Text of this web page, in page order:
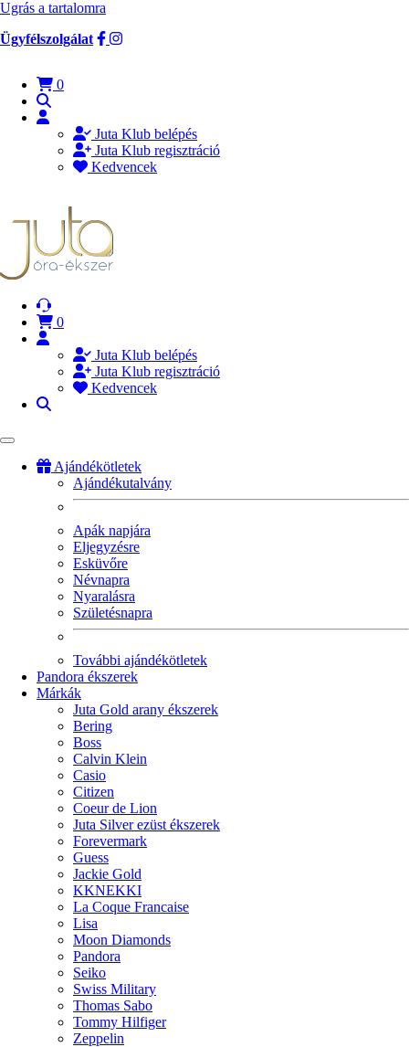
Ugrás a tartalomra
Ügyfélszolgálat
0
Juta Klub belépés
Juta Klub regisztráció
Kedvencek
0
Juta Klub belépés
Juta Klub regisztráció
Kedvencek
Ajándékötletek
Ajándékutalvány
Apák napjára
Eljegyzésre
Esküvőre
Névnapra
Nyaralásra
Születésnapra
További ajándékötletek
Pandora ékszerek
Márkák
Juta Gold arany ékszerek
Bering
Boss
Calvin Klein
Casio
Citizen
Coeur de Lion
Juta Silver ezüst ékszerek
Forevermark
Guess
Jackie Gold
KKNEKKI
La Coque Francaise
Lisa
Moon Diamonds
Pandora
Seiko
Swiss Military
Thomas Sabo
Tommy Hilfiger
Zeppelin